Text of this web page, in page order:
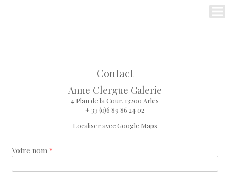
Contact
Anne Clergue Galerie
4 Plan de la Cour, 13200 Arles
+ 33 (0)6 89 86 24 02
Localiser avec Google Maps
Votre nom*